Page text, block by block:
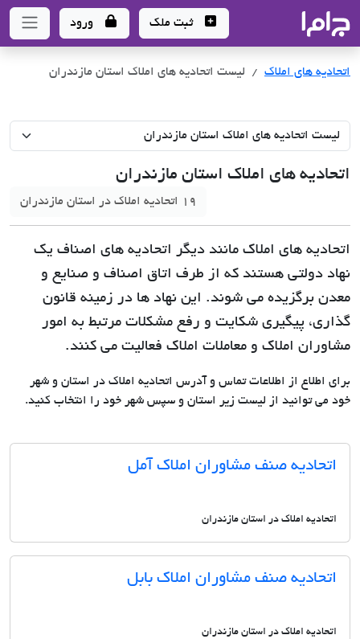
- سامانه جامع املاک و مشاورین املاک
ثبت ملک ورود
اتحادیه های املاک لیست اتحادیه های املاک استان مازندران
اتحادیه های املاک استان مازندران
19 اتحادیه املاک در استان مازندران
اتحادیه های املاک مانند دیگر اتحادیه های اصناف یک
نهاد دولتی هستند که از طرف اتاق اصناف و صنایع و
معدن برگزیده می شوند. این نهاد ها در زمینه قانون
گذاری، پیگیری شکایت و رفع مشکلات مرتبط به امور
مشاوران املاک و معاملات املاک فعالیت می کنند.
برای اطلاع از اطلاعات تماس و آدرس اتحادیه املاک در استان و شهر
خود می توانید از لیست زیر استان و سپس شهر خود را انتخاب کنید.
اتحادیه صنف مشاوران املاک آمل
اتحادیه املاک در استان مازندران
اتحادیه صنف مشاوران املاک بابل
اتحادیه املاک در استان مازندران